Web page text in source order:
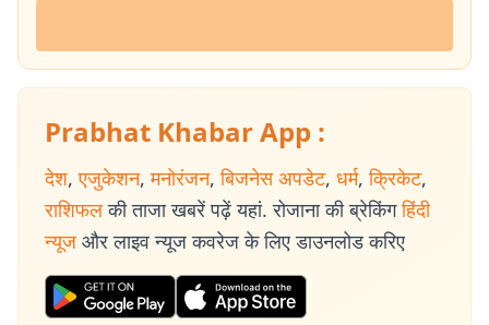
Prabhat Khabar App :
देश, एजुकेशन, मनोरंजन, बिजनेस अपडेट, धर्म, क्रिकेट,
राशिफल की ताजा खबरें पढ़ें यहां. रोजाना की ब्रेकिंग हिंदी
न्यूज और लाइव न्यूज कवरेज के लिए डाउनलोड करिए